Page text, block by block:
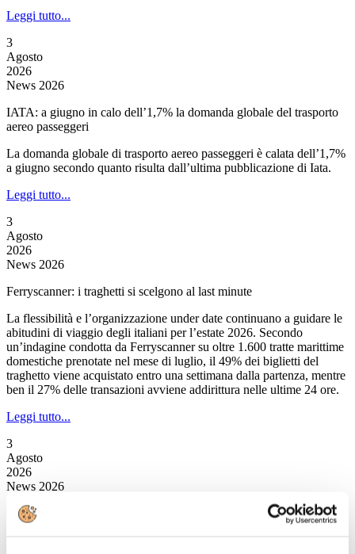
Leggi tutto...
3
Agosto
2026
News 2026
IATA: a giugno in calo dell’1,7% la domanda globale del trasporto
aereo passeggeri
La domanda globale di trasporto aereo passeggeri è calata dell’1,7%
a giugno secondo quanto risulta dall’ultima pubblicazione di Iata.
Leggi tutto...
3
Agosto
2026
News 2026
Ferryscanner: i traghetti si scelgono al last minute
La flessibilità e l’organizzazione under date continuano a guidare le
abitudini di viaggio degli italiani per l’estate 2026. Secondo
un’indagine condotta da Ferryscanner su oltre 1.600 tratte marittime
domestiche prenotate nel mese di luglio, il 49% dei biglietti del
traghetto viene acquistato entro una settimana dalla partenza, mentre
ben il 27% delle transazioni avviene addirittura nelle ultime 24 ore.
Leggi tutto...
3
Agosto
2026
News 2026
Facile.it/EMG: agosto rimane il mese preferito, ma meno degli altri
anni